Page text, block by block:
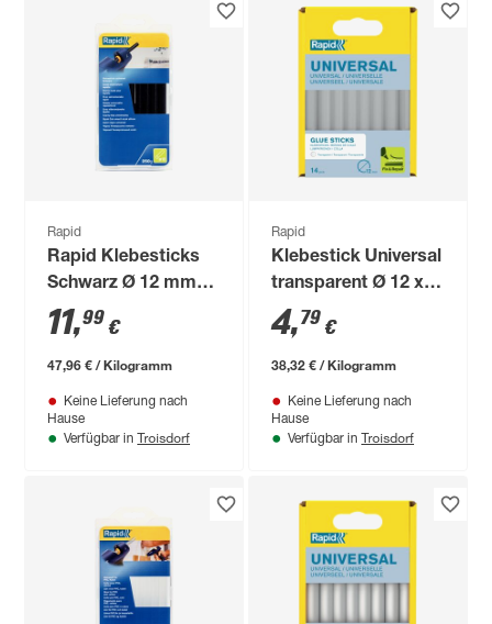
Rapid
Rapid Klebesticks
Schwarz Ø 12 mm
250 g
11,99 €
47,96 € / Kilogramm
Keine Lieferung nach
Hause
Verfügbar in Troisdorf
Rapid
Klebestick Universal
transparent Ø 12 x
94 mm 14 Stück
4,79 €
38,32 € / Kilogramm
Keine Lieferung nach
Hause
Verfügbar in Troisdorf